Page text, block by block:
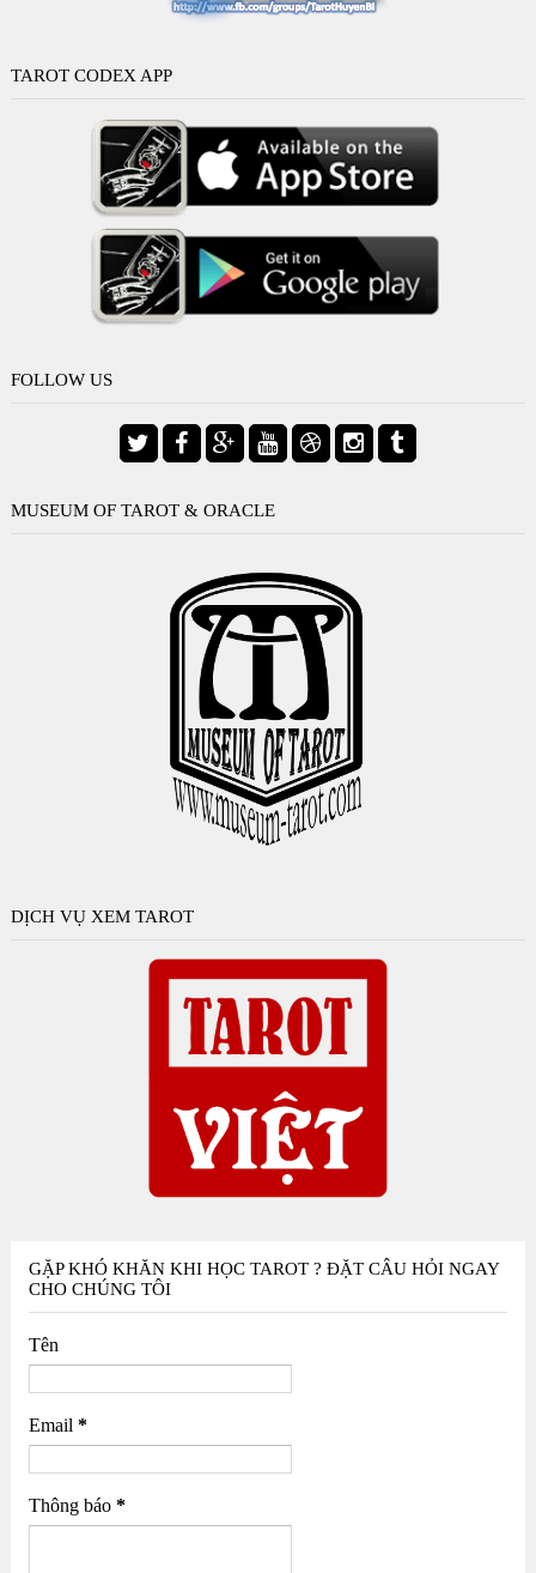
TAROT CODEX APP
FOLLOW US
MUSEUM OF TAROT & ORACLE
DỊCH VỤ XEM TAROT
GẶP KHÓ KHĂN KHI HỌC TAROT ? ĐẶT CÂU HỎI NGAY
CHO CHÚNG TÔI
Tên
Email *
Thông báo *